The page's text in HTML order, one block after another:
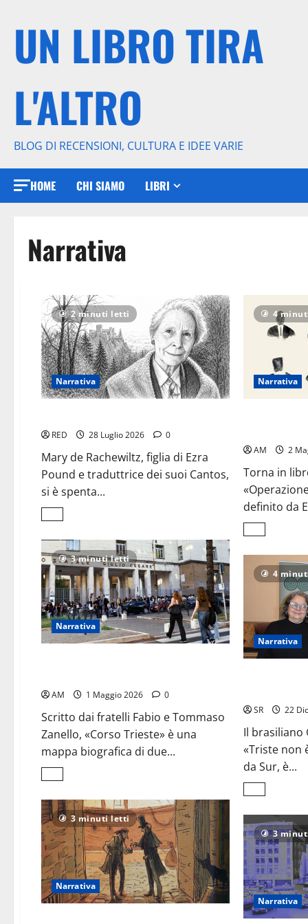
contenuto
UN LIBRO TIRA
L'ALTRO
BLOG DI RECENSIONI, CULTURA E IDEE VARIE
HOME CHI SIAMO LIBRI
Narrativa
2 minuti letti
Narrativa
RED 28 Luglio 2026 0
Mary de Rachewiltz, figlia di Ezra
Pound e traduttrice dei suoi Cantos,
si è spenta...
Leggi
più
su
Addio
a
Mary
de
Rachewiltz
4
Narrativa
AM 2
Torna in
definito da
Leggi
più
su
Philip
Roth
doppio:
<br>il
romanzo
che
mette
3 minuti letti
Narrativa
AM 1 Maggio 2026 0
Scritto dai fratelli Fabio e Tommaso
Zanello, «Corso Trieste» è una
mappa biografica di due...
Leggi
più
su
Corso
Trieste,
<br>un
libro
scoperto
per
caso
4
Narrativa
SR 22
Il brasiliano
«Triste non
da Sur, è...
Leggi
più
su
«Triste
non
è
la
parola
giusta»
<br>
Iess
2025</em>
3 minuti letti
Narrativa
3
Narrativa